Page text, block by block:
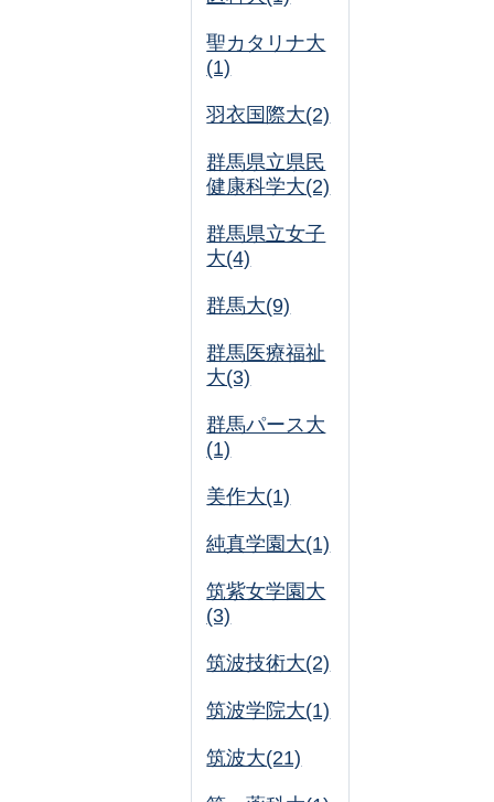
聖カタリナ大
(1)
羽衣国際大(2)
群馬県立県民
健康科学大(2)
群馬県立女子
大(4)
群馬大(9)
群馬医療福祉
大(3)
群馬パース大
(1)
美作大(1)
純真学園大(1)
筑紫女学園大
(3)
筑波技術大(2)
筑波学院大(1)
筑波大(21)